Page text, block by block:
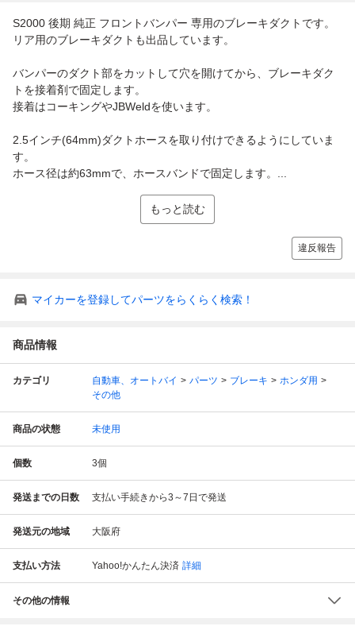
S2000 後期 純正 フロントバンパー 専用のブレーキダクトです。
リア用のブレーキダクトも出品しています。
バンパーのダクト部をカットして穴を開けてから、ブレーキダク
トを接着剤で固定します。
接着はコーキングやJBWeldを使います。
2.5インチ(64mm)ダクトホースを取り付けできるようにしていま
す。
ホース径は約63mmで、ホースバンドで固定します。...
もっと読む
違反報告
マイカーを登録してパーツをらくらく検索！
商品情報
カテゴリ 自動車、オートバイ パーツ ブレーキ
ホンダ用
その他
商品の状態 未使用
個数 3個
発送までの日数 支払い手続きから3～7日で発送
発送元の地域 大阪府
支払い方法 Yahoo!かんたん決済 詳細
その他の情報